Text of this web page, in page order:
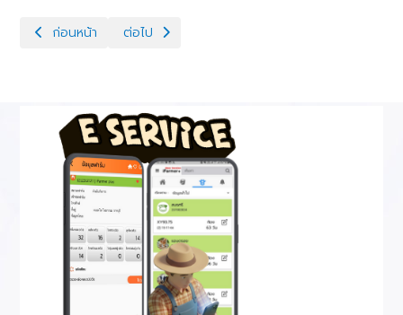
เนื้อหาก่อนหน้า: แก้ไขปัญหาระบบสืบพันธุ์ในโคเนื้อ
ก่อนหน้า เนื้อหาถัดไป: ฉีดวัคซีนป้องกันโรคปากและเท้าเปื่อยในโ
ต่อไป